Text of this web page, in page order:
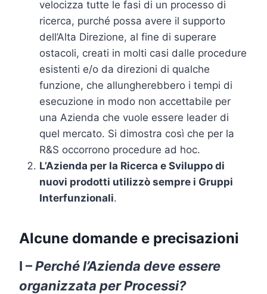
velocizza tutte le fasi di un processo di
ricerca, purché possa avere il supporto
dell’Alta Direzione, al fine di superare
ostacoli, creati in molti casi dalle procedure
esistenti e/o da direzioni di qualche
funzione, che allungherebbero i tempi di
esecuzione in modo non accettabile per
una Azienda che vuole essere leader di
quel mercato. Si dimostra così che per la
R&S occorrono procedure ad hoc.
L’Azienda per la Ricerca e Sviluppo di
nuovi prodotti utilizzò sempre i Gruppi
Interfunzionali.
Alcune domande e precisazioni
I –Perché l’Azienda deve essere
organizzata per Processi?